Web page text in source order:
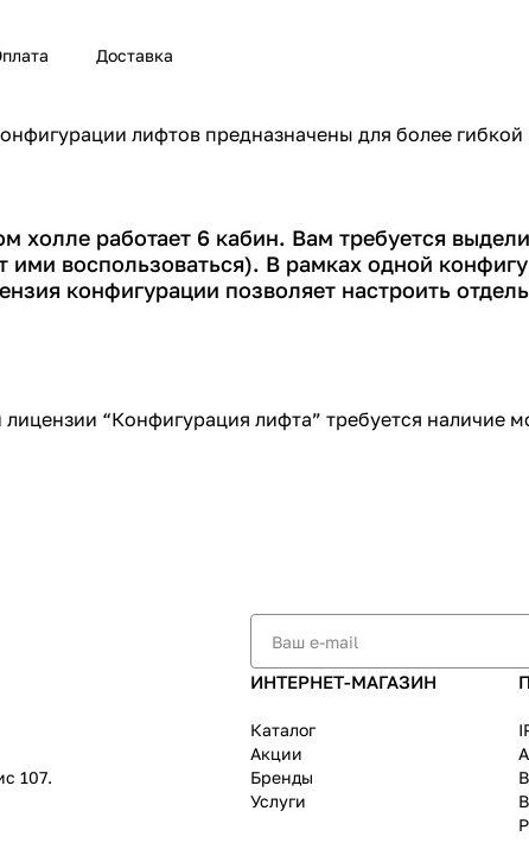
Доставка
лифтов предназначены для более
холле работает 6 кабин. Вам требуется
ими воспользоваться). В рамках одной
конфигурации позволяет настроить
“Конфигурация лифта” требуется наличие
107.
ИНТЕРНЕТ-МАГАЗИН
Каталог
Акции
Бренды
Услуги